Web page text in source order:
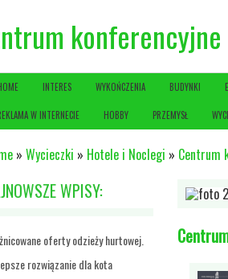
INTERES WYKOŃCZENIA BUDYNKI
W INTERNECIE HOBBY PRZEMYSŁ
» Wycieczki » Hotele i Noclegi » Centrum
WPISY:
oferty odzieży hurtowej.
rozwiązanie dla kota